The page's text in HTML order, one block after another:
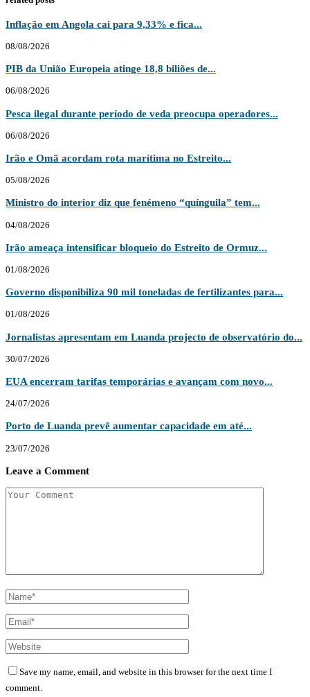
Inflação em Angola cai para 9,33% e fica...
08/08/2026
PIB da União Europeia atinge 18,8 biliões de...
06/08/2026
Pesca ilegal durante período de veda preocupa operadores...
06/08/2026
Irão e Omã acordam rota marítima no Estreito...
05/08/2026
Ministro do interior diz que fenémeno “quínguila” tem...
04/08/2026
Irão ameaça intensificar bloqueio do Estreito de Ormuz...
01/08/2026
Governo disponibiliza 90 mil toneladas de fertilizantes para...
01/08/2026
Jornalistas apresentam em Luanda projecto de observatório do...
30/07/2026
EUA encerram tarifas temporárias e avançam com novo...
24/07/2026
Porto de Luanda prevê aumentar capacidade em até...
23/07/2026
Leave a Comment
Save my name, email, and website in this browser for the next time I
comment.